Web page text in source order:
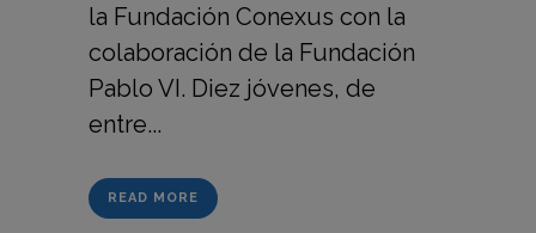
la Fundación Conexus con la
colaboración de la Fundación
Pablo VI. Diez jóvenes, de
entre...
READ MORE